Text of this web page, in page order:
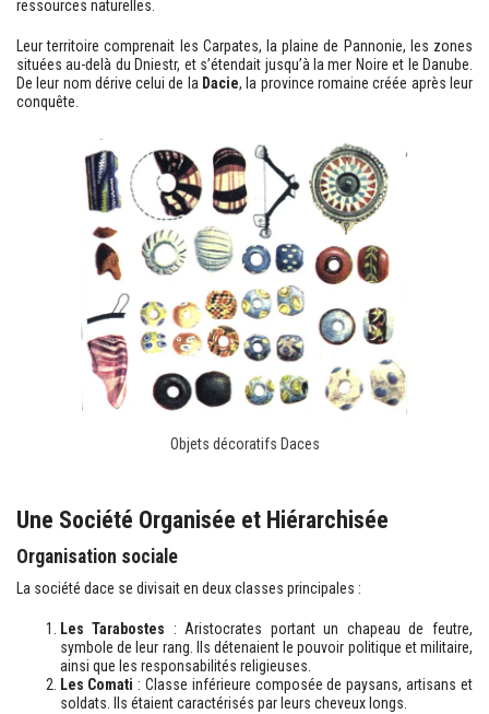
ressources naturelles.
Leur territoire comprenait les Carpates, la plaine de Pannonie, les zones
situées au-delà du Dniestr, et s’étendait jusqu’à la mer Noire et le Danube.
De leur nom dérive celui de la Dacie, la province romaine créée après leur
conquête.
Objets décoratifs Daces
Une Société Organisée et Hiérarchisée
Organisation sociale
La société dace se divisait en deux classes principales :
Les Tarabostes : Aristocrates portant un chapeau de feutre,
symbole de leur rang. Ils détenaient le pouvoir politique et militaire,
ainsi que les responsabilités religieuses.
Les Comati : Classe inférieure composée de paysans, artisans et
soldats. Ils étaient caractérisés par leurs cheveux longs.